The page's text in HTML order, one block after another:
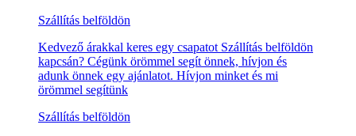
Szállítás belföldön
Kedvező árakkal keres egy csapatot Szállítás belföldön
kapcsán? Cégünk örömmel segít önnek, hívjon és
adunk önnek egy ajánlatot. Hívjon minket és mi
örömmel segítünk
Szállítás belföldön